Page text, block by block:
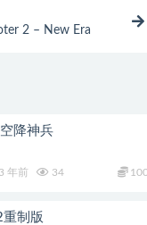
2 – New Era
降神兵
年前 34
制版